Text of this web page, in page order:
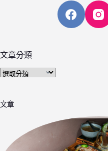
文章分類
文
類
文章